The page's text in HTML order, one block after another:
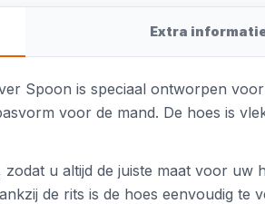
Extra
Spoon is speciaal ontworpen
voor de mand. De hoes is
u altijd de juiste maat voor
de rits is de hoes eenvoudig